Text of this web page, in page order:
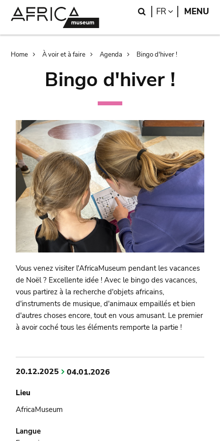
Search
FR LANGUAGE
MENU
Breadcrumb
Home À voir et à faire Agenda Bingo d'hiver !
Bingo d'hiver !
Vous venez visiter l'AfricaMuseum pendant les vacances
de Noël ? Excellente idée ! Avec le bingo des vacances,
vous partirez à la recherche d'objets africains,
d'instruments de musique, d'animaux empaillés et bien
d'autres choses encore, tout en vous amusant. Le premier
à avoir coché tous les éléments remporte la partie !
20.12.2025 04.01.2026
Lieu
AfricaMuseum
Langue